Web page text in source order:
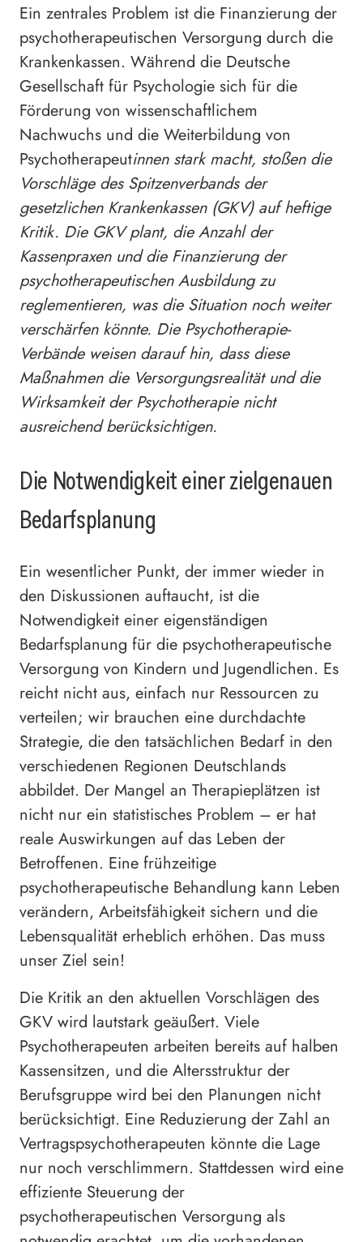
Ein zentrales Problem ist die Finanzierung der
psychotherapeutischen Versorgung durch die
Krankenkassen. Während die Deutsche
Gesellschaft für Psychologie sich für die
Förderung von wissenschaftlichem
Nachwuchs und die Weiterbildung von
Psychotherapeutinnen stark macht, stoßen die
Vorschläge des Spitzenverbands der
gesetzlichen Krankenkassen (GKV) auf heftige
Kritik. Die GKV plant, die Anzahl der
Kassenpraxen und die Finanzierung der
psychotherapeutischen Ausbildung zu
reglementieren, was die Situation noch weiter
verschärfen könnte. Die Psychotherapie-
Verbände weisen darauf hin, dass diese
Maßnahmen die Versorgungsrealität und die
Wirksamkeit der Psychotherapie nicht
ausreichend berücksichtigen.
Die Notwendigkeit einer zielgenauen
Bedarfsplanung
Ein wesentlicher Punkt, der immer wieder in
den Diskussionen auftaucht, ist die
Notwendigkeit einer eigenständigen
Bedarfsplanung für die psychotherapeutische
Versorgung von Kindern und Jugendlichen. Es
reicht nicht aus, einfach nur Ressourcen zu
verteilen; wir brauchen eine durchdachte
Strategie, die den tatsächlichen Bedarf in den
verschiedenen Regionen Deutschlands
abbildet. Der Mangel an Therapieplätzen ist
nicht nur ein statistisches Problem – er hat
reale Auswirkungen auf das Leben der
Betroffenen. Eine frühzeitige
psychotherapeutische Behandlung kann Leben
verändern, Arbeitsfähigkeit sichern und die
Lebensqualität erheblich erhöhen. Das muss
unser Ziel sein!
Die Kritik an den aktuellen Vorschlägen des
GKV wird lautstark geäußert. Viele
Psychotherapeuten arbeiten bereits auf halben
Kassensitzen, und die Altersstruktur der
Berufsgruppe wird bei den Planungen nicht
berücksichtigt. Eine Reduzierung der Zahl an
Vertragspsychotherapeuten könnte die Lage
nur noch verschlimmern. Stattdessen wird eine
effiziente Steuerung der
psychotherapeutischen Versorgung als